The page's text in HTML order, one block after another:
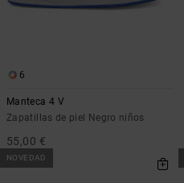
6
Manteca 4 V
Zapatillas de piel Negro niños
55,00 €
NOVEDAD